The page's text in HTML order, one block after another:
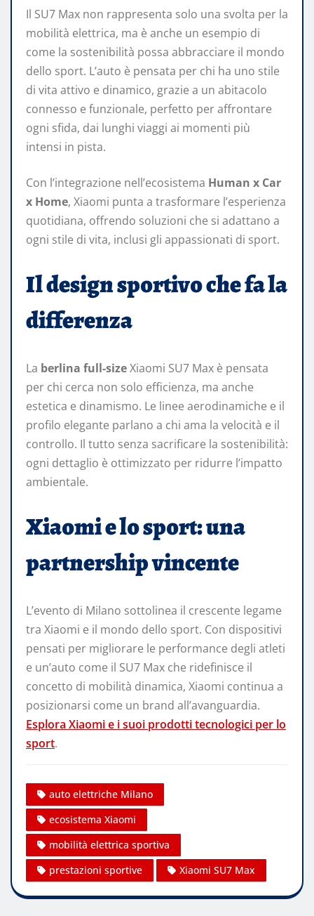
Il SU7 Max non rappresenta solo una svolta per la
mobilità elettrica, ma è anche un esempio di
come la sostenibilità possa abbracciare il mondo
dello sport. L’auto è pensata per chi ha uno stile
di vita attivo e dinamico, grazie a un abitacolo
connesso e funzionale, perfetto per affrontare
ogni sfida, dai lunghi viaggi ai momenti più
intensi in pista.
Con l’integrazione nell’ecosistema Human x Car
x Home, Xiaomi punta a trasformare l’esperienza
quotidiana, offrendo soluzioni che si adattano a
ogni stile di vita, inclusi gli appassionati di sport.
Il design sportivo che fa la
differenza
La berlina full-sizeXiaomi SU7 Max è pensata
per chi cerca non solo efficienza, ma anche
estetica e dinamismo. Le linee aerodinamiche e il
profilo elegante parlano a chi ama la velocità e il
controllo. Il tutto senza sacrificare la sostenibilità:
ogni dettaglio è ottimizzato per ridurre l’impatto
ambientale.
Xiaomi e lo sport: una
partnership vincente
L’evento di Milano sottolinea il crescente legame
tra Xiaomi e il mondo dello sport. Con dispositivi
pensati per migliorare le performance degli atleti
e un’auto come il SU7 Max che ridefinisce il
concetto di mobilità dinamica, Xiaomi continua a
posizionarsi come un brand all’avanguardia.
Esplora Xiaomi e i suoi prodotti tecnologici per lo
sport.
auto elettriche Milano
ecosistema Xiaomi
mobilità elettrica sportiva
prestazioni sportive
Xiaomi SU7 Max